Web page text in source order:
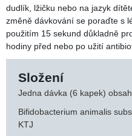
VLOŽIT
INFORMACE O PRODUKTU
KONTAKTNÍ FORMULÁŘ
Informace o